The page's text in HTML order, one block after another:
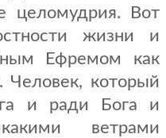
целомудрия. Вот
жизни и
Ефремом как
Человек, который
и ради Бога и
ветрами